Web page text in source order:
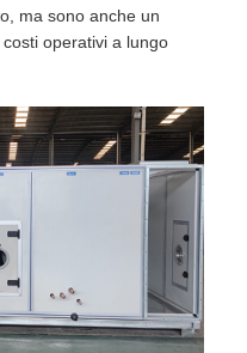
ma sono anche un
operativi a lungo